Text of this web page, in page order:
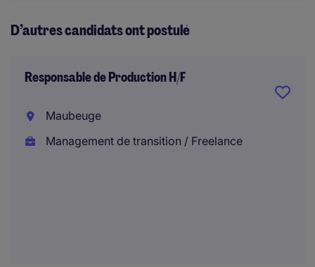
D’autres candidats ont postulé
Responsable de Production H/F
Maubeuge
Management de transition / Freelance